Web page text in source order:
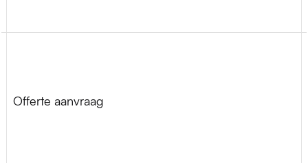
Offerte aanvraag